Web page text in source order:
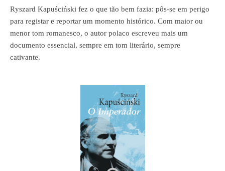
Ryszard Kapuściński fez o que tão bem fazia: pôs-se em perigo
para registar e reportar um momento histórico. Com maior ou
menor tom romanesco, o autor polaco escreveu mais um
documento essencial, sempre em tom literário, sempre
cativante.